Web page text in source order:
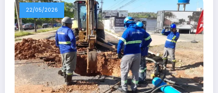
22/05/2026